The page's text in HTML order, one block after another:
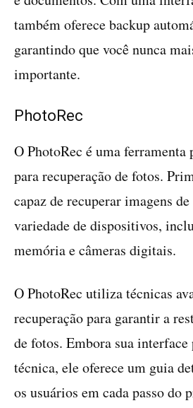
também oferece backup
garantindo que você nunca
importante.
PhotoRec
O PhotoRec é uma ferramenta
para recuperação de fotos.
capaz de recuperar imagens
variedade de dispositivos,
memória e câmeras digitais.
O PhotoRec utiliza técnicas
recuperação para garantir a
de fotos. Embora sua interface
técnica, ele oferece um guia
os usuários em cada passo do